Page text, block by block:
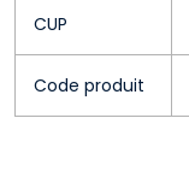
CUP
Code produit